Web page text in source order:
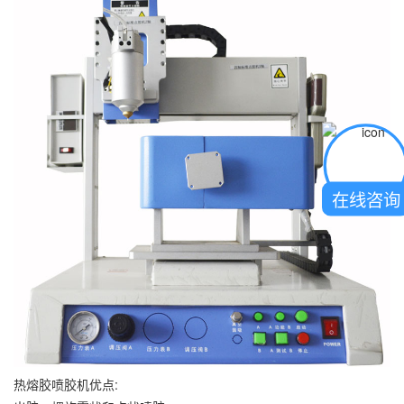
热熔胶喷胶机优点:
在线咨询